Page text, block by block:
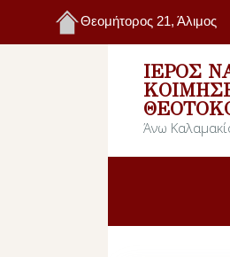
Θεομήτορος 21, Άλιμος
ΙΕΡΌΣ
Άνω